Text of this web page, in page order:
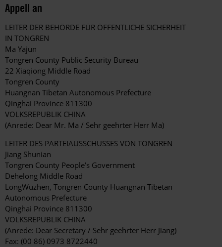
Appell an
LEITER DER BEHÖRDE FÜR ÖFFENTLICHE SICHERHEIT
IN TONGREN
Ma Yajun
Tongren County Public Security Bureau
22 Xiaqiong Middle Road
Tongren County
Huangnan Tibetan Autonomous Prefecture
Qinghai Province 811300
VOLKSREPUBLIK CHINA
(Anrede: Dear Mr. Ma / Sehr geehrter Herr Ma)
LEITER DES PARTEIAUSSCHUSSES VON TONGREN
Jiang Shunian
Tongren County People’s Government
Dehelong Middle Road
LongWuzhen, Tongren County Huangnan Tibetan
Autonomous Prefecture
Qinghai Province 811300
VOLKSREPUBLIK CHINA
(Anrede: Dear Secretary / Sehr geehrter Herr Jiang)
Fax: (00 86) 0973 8722440